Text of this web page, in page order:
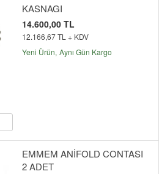
KASNAGI
14.600,00 TL
12.166,67 TL + KDV
Yeni Ürün Aynı Gün Kargo
EMMEM ANİFOLD CONTASI
2 ADET